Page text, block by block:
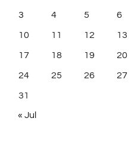
3 4 5 6
10 11 12 13
17 18 19 20
24 25 26 27
31
« Jul